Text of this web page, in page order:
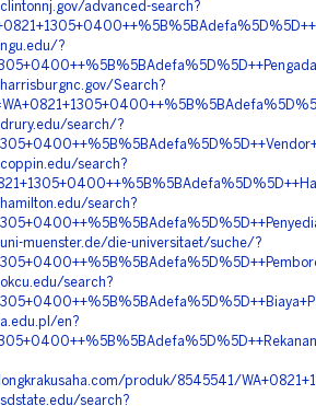
advanced-search?
?
Search?
search/?
search?
search?
muenster.de/die-universitaet/suche/?
search?
en?
produk/8545541/
search?